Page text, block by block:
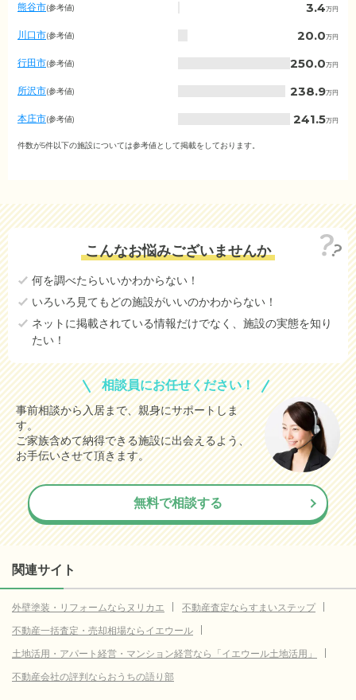
居
金
相
場
区
村
熊谷市(参考値) 3.4万円
川口市(参考値) 20.0万円
行田市(参考値) 250.0万円
所沢市(参考値) 238.9万円
本庄市(参考値) 241.5万円
羽生市(参考値)
20.0
新座市(参考値) 20.0
さいたま市西区 データなし
さいたま市北区 データなし
さいたま市見沼区
さいたま市中央区 データなし
さいたま市桜区 データなし
さいたま市浦和区 データなし
さいたま市南区 データなし
さいたま市緑区 データなし
川越市 データなし
秩父市 データなし
飯能市
加須市 データなし
春日部市 データなし
狭山市
件数が5件以下の施設については参考値として掲載をしております。
こんなお悩みございませんか
何を調べたらいいかわからない！
いろいろ見てもどの施設がいいのかわからない！
ネットに掲載されている情報だけでなく、施設の実態を知り
たい！
相談員にお任せください！
事前相談から入居まで、親身にサポートしま
す。
ご家族含めて納得できる施設に出会えるよう、
お手伝いさせて頂きます。
無料で相談する
関連サイト
外壁塗装・リフォームならヌリカエ
不動産査定ならすまいステップ
不動産一括査定・売却相場ならイエウール
土地活用・アパート経営・マンション経営なら「イエウール土地活用」
不動産会社の評判ならおうちの語り部